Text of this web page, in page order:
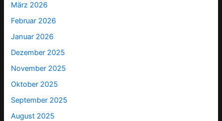
März 2026
Februar 2026
Januar 2026
Dezember 2025
November 2025
Oktober 2025
September 2025
August 2025